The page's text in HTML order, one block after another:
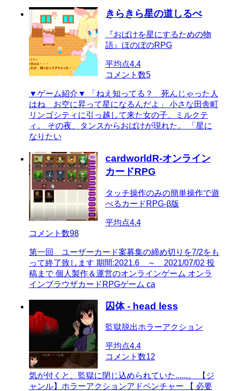
きらきら星の道しるべ
『おばけを星にするための物
語』ほのぼのRPG
平均点4.4
コメント数5
▼ゲーム紹介▼ 「ねえ知ってる？ 死んじゃった人
はね お空に昇って星になるんだよ」 小さな田舎町
リンゴシティに引っ越して来た女の子、ミルクテ
ィ。 その夜、タンスからおばけが現れた。 「星に
なりたい
cardworldR-オンライン
カードRPG
タッチ操作のみの簡単操作で遊
べるカードRPG-β版
平均点4.4
コメント数98
第一回 ユーザーカード案募集の締め切りを7/2をも
って終了致します 期間:2021.6 ～ 2021/07/02 投
稿まで 個人製作＆運営のオンラインゲーム オンラ
インブラウザカードRPGゲーム ca
囚体 - head less
監獄脱出ホラーアクション
平均点4.4
コメント数12
気が付くと、監獄に閉じ込められていた......。 【ジ
ャンル】ホラーアクションアドベンチャー 【 必要